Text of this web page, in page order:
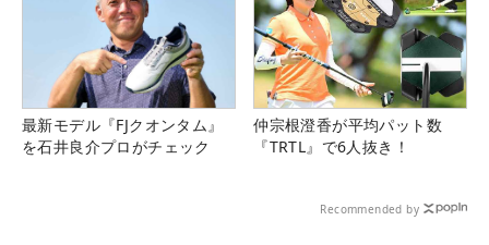
最新モデル『FJクオンタム』
を石井良介プロがチェック
仲宗根澄香が平均パット数
『TRTL』で6人抜き！
Recommended by